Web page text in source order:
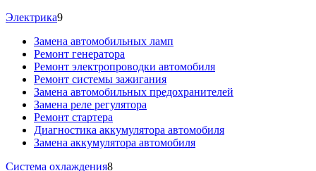
Электрика9
Замена автомобильных ламп
Ремонт генератора
Ремонт электропроводки автомобиля
Ремонт системы зажигания
Замена автомобильных предохранителей
Замена реле регулятора
Ремонт стартера
Диагностика аккумулятора автомобиля
Замена аккумулятора автомобиля
Система охлаждения8